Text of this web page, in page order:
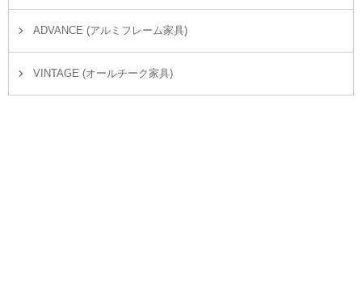
ADVANCE (アルミフレーム家具)
VINTAGE (オールチーク家具)